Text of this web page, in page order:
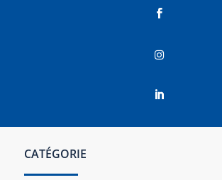



CATÉGORIE